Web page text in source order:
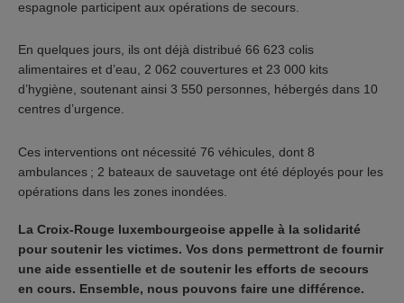
espagnole participent aux opérations de secours.
En quelques jours, ils ont déjà distribué 66 623 colis
alimentaires et d’eau, 2 062 couvertures et 23 000 kits
d’hygiène, soutenant ainsi 3 550 personnes, hébergés dans 10
centres d’urgence.
Ces interventions ont nécessité 76 véhicules, dont 8
ambulances ; 2 bateaux de sauvetage ont été déployés pour les
opérations dans les zones inondées.
La Croix-Rouge luxembourgeoise appelle à la solidarité
pour soutenir les victimes. Vos dons permettront de fournir
une aide essentielle et de soutenir les efforts de secours
en cours. Ensemble, nous pouvons faire une différence.